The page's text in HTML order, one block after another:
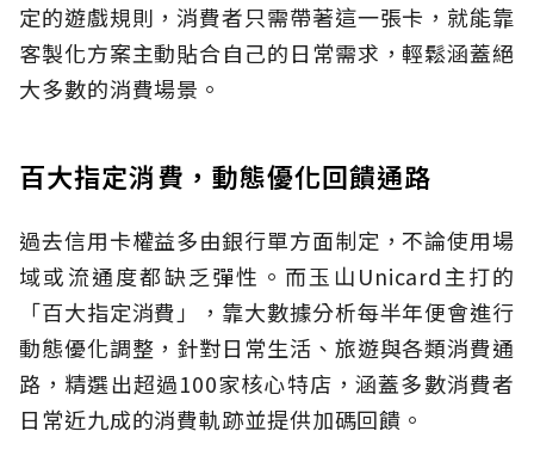
定的遊戲規則，消費者只需帶著這一張卡，就能靠
客製化方案主動貼合自己的日常需求，輕鬆涵蓋絕
大多數的消費場景。
百大指定消費，動態優化回饋通路
過去信用卡權益多由銀行單方面制定，不論使用場
域或流通度都缺乏彈性。而玉山Unicard主打的
「百大指定消費」，靠大數據分析每半年便會進行
動態優化調整，針對日常生活、旅遊與各類消費通
路，精選出超過100家核心特店，涵蓋多數消費者
日常近九成的消費軌跡並提供加碼回饋。